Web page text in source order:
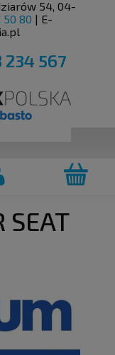
54, 04-
50 80 | E-
234 567
SEAT